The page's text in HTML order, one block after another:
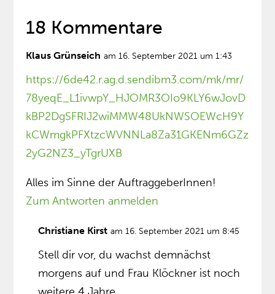
18 Kommentare
Klaus Grünseich am 16. September 2021 um 1:43
https://6de42.r.ag.d.sendibm3.com/mk/mr/
78yeqE_L1ivwpY_HJOMR3OIo9KLY6wJovD
kBP2DgSFRIJ2wiMMW48UkNWSOEWcH9Y
kCWmgkPFXtzcWVNNLa8Za31GKENm6GZz
2yG2NZ3_yTgrUXB
Alles im Sinne der AuftraggeberInnen!
Zum Antworten anmelden
Christiane Kirst am 16. September 2021 um 8:45
Stell dir vor, du wachst demnächst
morgens auf und Frau Klöckner ist noch